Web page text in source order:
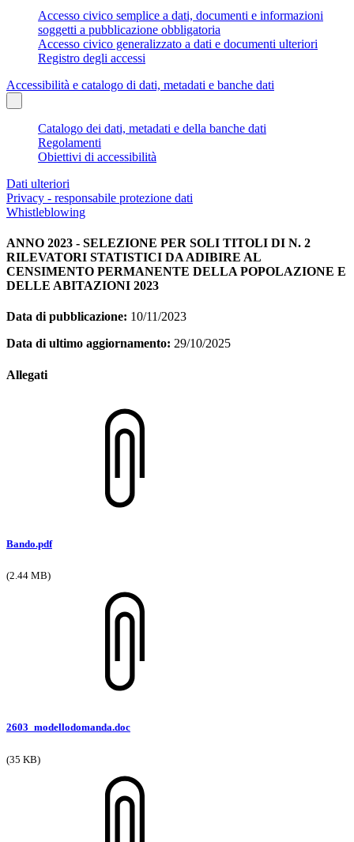
Accesso civico semplice a dati, documenti e informazioni
soggetti a pubblicazione obbligatoria
Accesso civico generalizzato a dati e documenti ulteriori
Registro degli accessi
Accessibilità e catalogo di dati, metadati e banche dati
Catalogo dei dati, metadati e della banche dati
Regolamenti
Obiettivi di accessibilità
Dati ulteriori
Privacy - responsabile protezione dati
Whistleblowing
ANNO 2023 - SELEZIONE PER SOLI TITOLI DI N. 2
RILEVATORI STATISTICI DA ADIBIRE AL
CENSIMENTO PERMANENTE DELLA POPOLAZIONE E
DELLE ABITAZIONI 2023
Data di pubblicazione: 10/11/2023
Data di ultimo aggiornamento: 29/10/2025
Allegati
Bando.pdf
(2.44 MB)
2603_modellodomanda.doc
(35 KB)